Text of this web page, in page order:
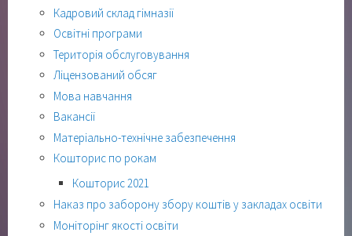
Кадровий склад гімназії
Освітні програми
Територія обслуговування
Ліцензований обсяг
Мова навчання
Вакансії
Матеріально-технічне забезпечення
Кошторис по рокам
Кошторис 2021
Наказ про заборону збору коштів у закладах освіти
Моніторінг якості освіти